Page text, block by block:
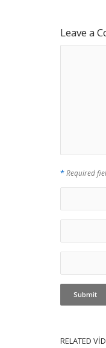
Leave a
*Required
RELATED